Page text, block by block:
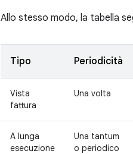
Allo stesso modo, la tabella
Tipo Periodicità
Vista
fattura
Una volta
A lunga
esecuzione
Una tantum
o periodico